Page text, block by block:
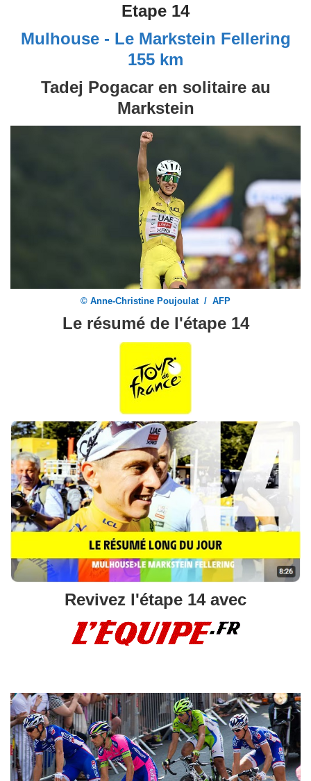
Etape 14
Mulhouse - Le Markstein Fellering
155 km
Tadej Pogacar en solitaire au
Markstein
© Anne-Christine Poujoulat / AFP
Le résumé de l'étape 14
Revivez l'étape 14 avec